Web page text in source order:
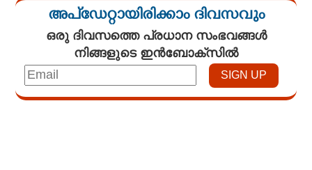
അപ്ഡേറ്റായിരിക്കാം ദിവസവും
ഒരു ദിവസത്തെ പ്രധാന സംഭവങ്ങൾ
നിങ്ങളുടെ ഇൻബോക്സിൽ